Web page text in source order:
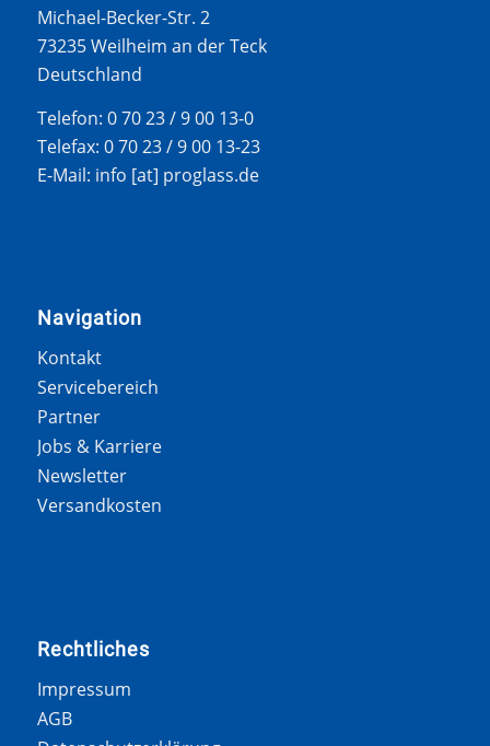
Michael-Becker-Str. 2
73235 Weilheim an der Teck
Deutschland
Telefon: 0 70 23 / 9 00 13-0
Telefax: 0 70 23 / 9 00 13-23
E-Mail: info [at] proglass.de
Navigation
Kontakt
Servicebereich
Partner
Jobs & Karriere
Newsletter
Versandkosten
Rechtliches
Impressum
AGB